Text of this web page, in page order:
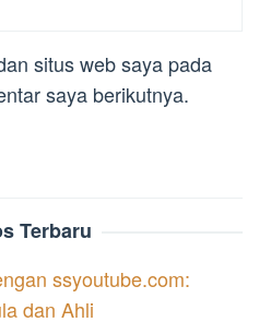
situs web saya pada
saya berikutnya.
Terbaru
ssyoutube.com:
dan Ahli